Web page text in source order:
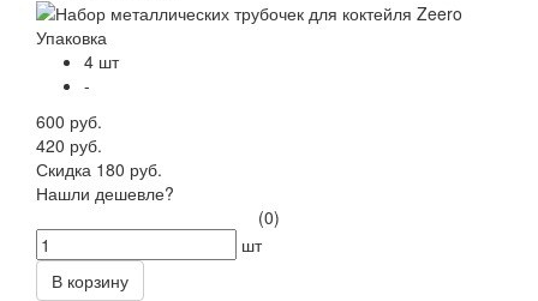
Упаковка
4 шт
-
600 руб.
420 руб.
Скидка 180 руб.
Нашли дешевле?
(0)
шт
В корзину